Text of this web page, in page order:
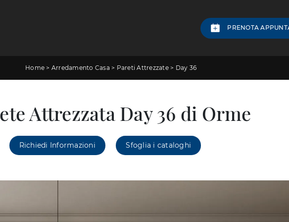
PRENOTA
Home > Arredamento Casa > Pareti Attrezzate > Day 36
Attrezzata Day 36 di Orme
Richiedi Informazioni Sfoglia i cataloghi